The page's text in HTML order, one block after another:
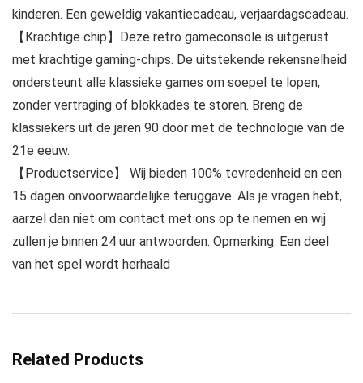
kinderen. Een geweldig vakantiecadeau, verjaardagscadeau.
【Krachtige chip】Deze retro gameconsole is uitgerust
met krachtige gaming-chips. De uitstekende rekensnelheid
ondersteunt alle klassieke games om soepel te lopen,
zonder vertraging of blokkades te storen. Breng de
klassiekers uit de jaren 90 door met de technologie van de
21e eeuw.
【Productservice】 Wij bieden 100% tevredenheid en een
15 dagen onvoorwaardelijke teruggave. Als je vragen hebt,
aarzel dan niet om contact met ons op te nemen en wij
zullen je binnen 24 uur antwoorden. Opmerking: Een deel
van het spel wordt herhaald
Related Products